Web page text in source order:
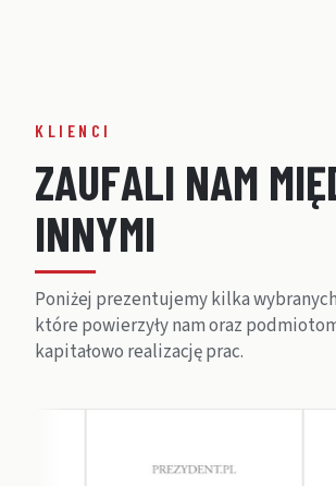
KLIENCI
ZAUFALI NAM MIĘ
INNYMI
Poniżej prezentujemy kilka
które powierzyły nam oraz
kapitałowo realizację prac.